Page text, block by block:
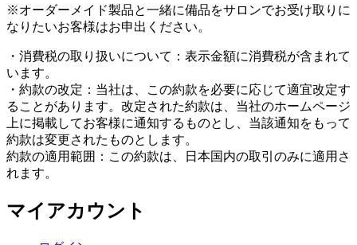
※オーダーメイド製品と一緒に備品をサロンでお受け取りに
なりたいお客様はお申出ください。
・消費税の取り扱いについて：表示金額に消費税が含まれて
います。
・約款の改定：当社は、この約款を必要に応じて適宜改定す
ることがあります。改定された約款は、当社のホームページ
上に掲載してお客様に通知するものとし、当該通知をもって
約款は変更されたものとします。
約款の適用範囲：この約款は、日本国内の取引のみに適用さ
れます。
マイアカウント